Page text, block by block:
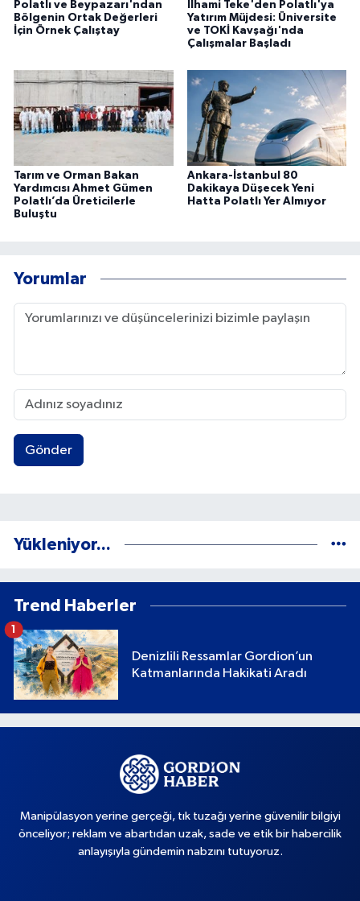
Polatlı ve Beypazarı'ndan
Bölgenin Ortak Değerleri
İçin Örnek Çalıştay
İlhami Teke'den Polatlı'ya
Yatırım Müjdesi: Üniversite
ve TOKİ Kavşağı'nda
Çalışmalar Başladı
Tarım ve Orman Bakan
Yardımcısı Ahmet Gümen
Polatlı’da Üreticilerle
Buluştu
Ankara-İstanbul 80
Dakikaya Düşecek Yeni
Hatta Polatlı Yer Almıyor
Yorumlar
Gönder
Yükleniyor...
Trend Haberler
Denizlili Ressamlar Gordion’un
Katmanlarında Hakikati Aradı
1
Manipülasyon yerine gerçeği, tık tuzağı yerine güvenilir bilgiyi
önceliyor; reklam ve abartıdan uzak, sade ve etik bir habercilik
anlayışıyla gündemin nabzını tutuyoruz.